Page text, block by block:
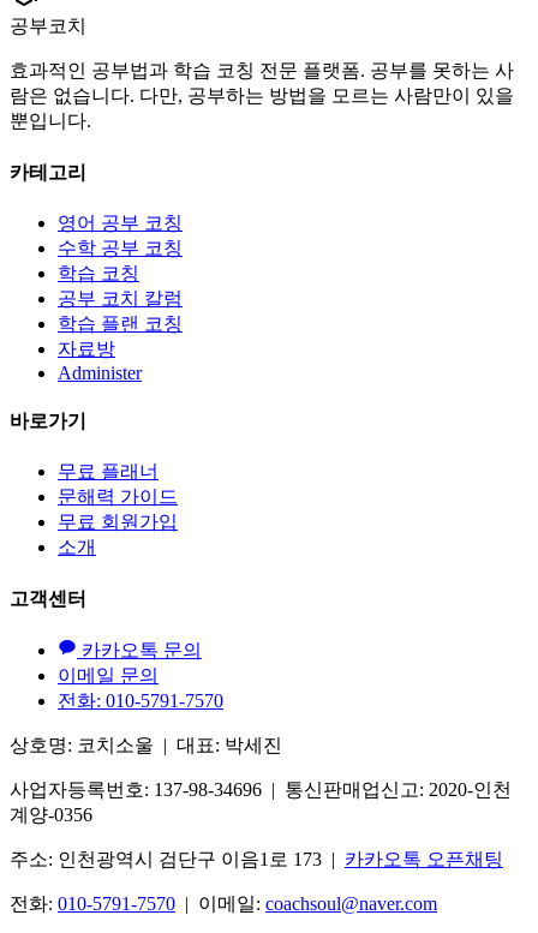
공부코치
효과적인 공부법과 학습 코칭 전문 플랫폼. 공부를 못하는 사
람은 없습니다. 다만, 공부하는 방법을 모르는 사람만이 있을
뿐입니다.
카테고리
영어 공부 코칭
수학 공부 코칭
학습 코칭
공부 코치 칼럼
학습 플랜 코칭
자료방
Administer
바로가기
무료 플래너
문해력 가이드
무료 회원가입
소개
고객센터
카카오톡 문의
이메일 문의
전화: 010-5791-7570
상호명: 코치소울 | 대표: 박세진
사업자등록번호: 137-98-34696 | 통신판매업신고: 2020-인천
계양-0356
주소: 인천광역시 검단구 이음1로 173 | 카카오톡 오픈채팅
전화: 010-5791-7570 | 이메일: coachsoul@naver.com